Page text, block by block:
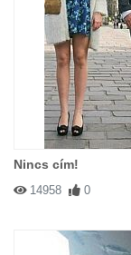
Nincs cím!
14958 0